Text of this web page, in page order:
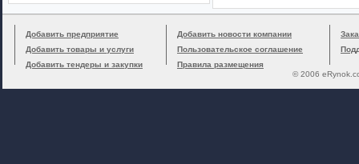
Добавить предприятие
Добавить товары и услуги
Добавить тендеры и закупки
Добавить новости компании
Пользовательское соглашение
Правила размещения
© 2006